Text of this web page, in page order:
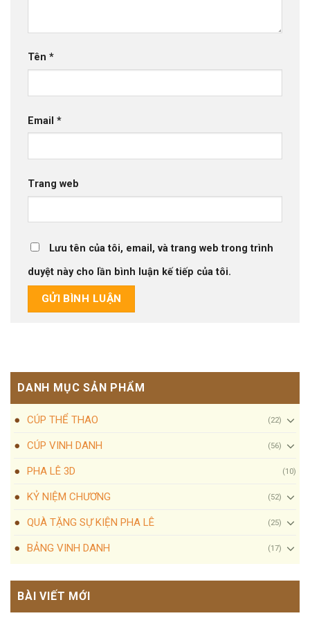
Tên *
Email *
Trang web
Lưu tên của tôi, email, và trang web trong trình
duyệt này cho lần bình luận kế tiếp của tôi.
DANH MỤC SẢN PHẨM
CÚP THỂ THAO (22)
CÚP VINH DANH (56)
PHA LÊ 3D (10)
KỶ NIỆM CHƯƠNG (52)
QUÀ TẶNG SỰ KIỆN PHA LÊ (25)
BẢNG VINH DANH (17)
BÀI VIẾT MỚI